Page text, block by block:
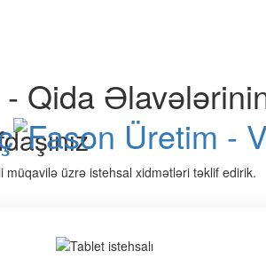
Qida
üzrə istehsal xidmətləri təklif edirik.